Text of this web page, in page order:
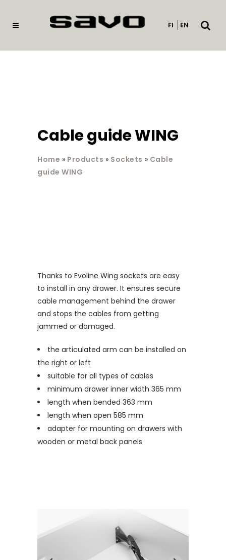
FI EN
Open
Cable guide WING
Home » Products » Sockets » Cable
guide WING
Thanks to Evoline Wing sockets are easy
to install in any drawer. It ensures secure
cable management behind the drawer
and stops the cables from getting
jammed or damaged.
the articulated arm can be installed on
the right or left
suitable for all types of cables
minimum drawer inner width 365 mm
length when bended 363 mm
length when open 585 mm
adapter for mounting on drawers with
wooden or metal back panels